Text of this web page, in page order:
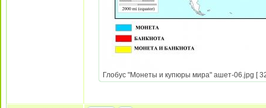
Глобус "Монеты и купюры мира" ашет-06.jpg [